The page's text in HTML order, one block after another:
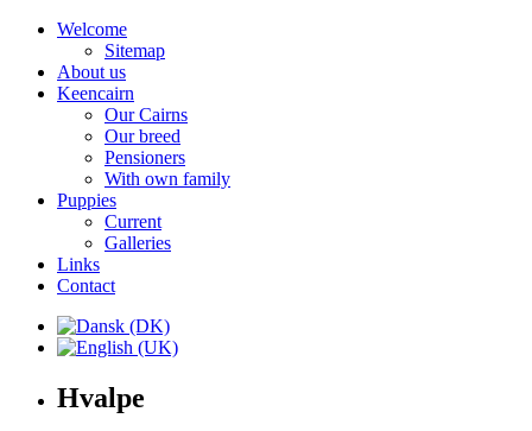
Welcome
Sitemap
About us
Keencairn
Our Cairns
Our breed
Pensioners
With own family
Puppies
Current
Galleries
Links
Contact
Hvalpe